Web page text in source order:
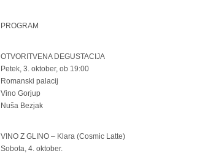
PROGRAM
OTVORITVENA DEGUSTACIJA
Petek, 3. oktober, ob 19:00
Romanski palacij
Vino Gorjup
Nuša Bezjak
VINO Z GLINO – Klara (Cosmic Latte)
Sobota, 4. oktober.